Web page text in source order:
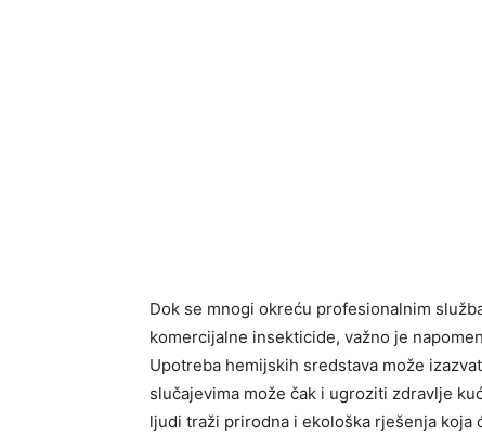
Dok se mnogi okreću profesionalnim
komercijalne insekticide, važno je
Upotreba hemijskih sredstava može
slučajevima može čak i ugroziti zdravlje
ljudi traži prirodna i ekološka rješenja koja